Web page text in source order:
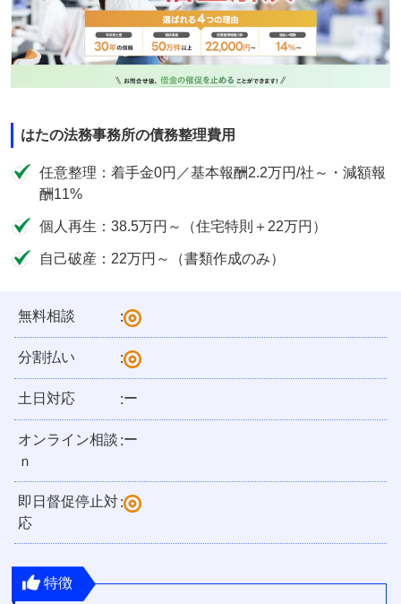
はたの法務事務所の債務整理費用
任意整理：着手金0円／基本報酬2.2万円/社～・減額報
酬11%
個人再生：38.5万円～（住宅特則＋22万円）
自己破産：22万円～（書類作成のみ）
無料相談 :
分割払い :
土日対応 :ー
オンライン相談
ｎ
:ー
即日督促停止対
応
:
特徴